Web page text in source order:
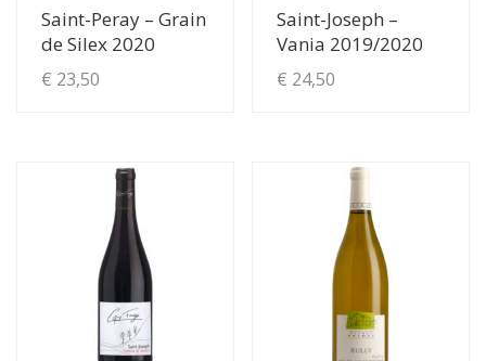
Saint-Peray – Grain
de Silex 2020
€ 23,50
Saint-Joseph –
Vania 2019/2020
€ 24,50